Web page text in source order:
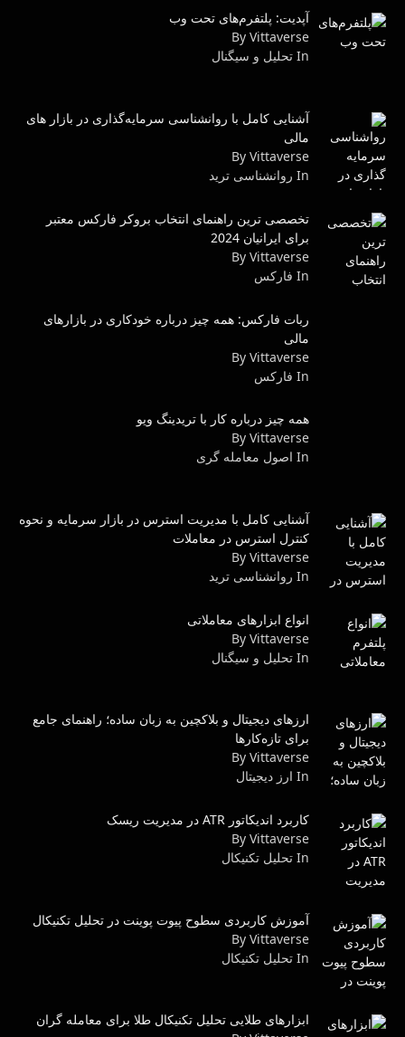
آپدیت: پلتفرم‌های تحت وب
By Vittaverse
In تحلیل و سیگنال
آشنایی کامل با روانشناسی سرمایه‌گذاری در بازار های
مالی
By Vittaverse
In روانشناسى ترید
تخصصی ترین راهنمای انتخاب بروکر فارکس معتبر
برای ایرانیان 2024
By Vittaverse
In فاركس
ربات فارکس: همه چیز درباره خودکاری در بازارهای
مالی
By Vittaverse
In فاركس
همه چیز درباره کار با تریدینگ ویو
By Vittaverse
In اصول معامله گرى
آشنایی کامل با مدیریت استرس در بازار سرمایه و نحوه
کنترل استرس در معاملات
By Vittaverse
In روانشناسى ترید
انواع ابزارهای معاملاتی
By Vittaverse
In تحلیل و سیگنال
ارزهای دیجیتال و بلاکچین به زبان ساده؛ راهنمای جامع
برای تازه‌کارها
By Vittaverse
In ارز دیجیتال
کاربرد اندیکاتور ATR در مدیریت ریسک
By Vittaverse
In تحليل تكنيكال
آموزش کاربردی سطوح پیوت پوینت در تحلیل تکنیکال
By Vittaverse
In تحليل تكنيكال
ابزارهای طلایی تحلیل تکنیکال طلا برای معامله گران